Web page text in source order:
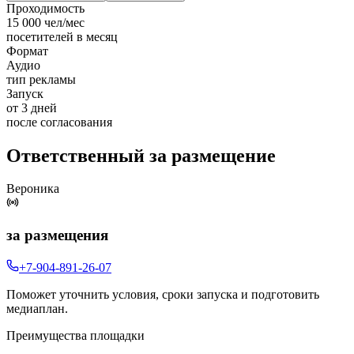
Проходимость
15 000 чел/мес
посетителей в месяц
Формат
Аудио
тип рекламы
Запуск
от 3 дней
после согласования
Ответственный за размещение
Вероника
за размещения
+7-904-891-26-07
Поможет уточнить условия, сроки запуска и подготовить
медиаплан.
Преимущества площадки